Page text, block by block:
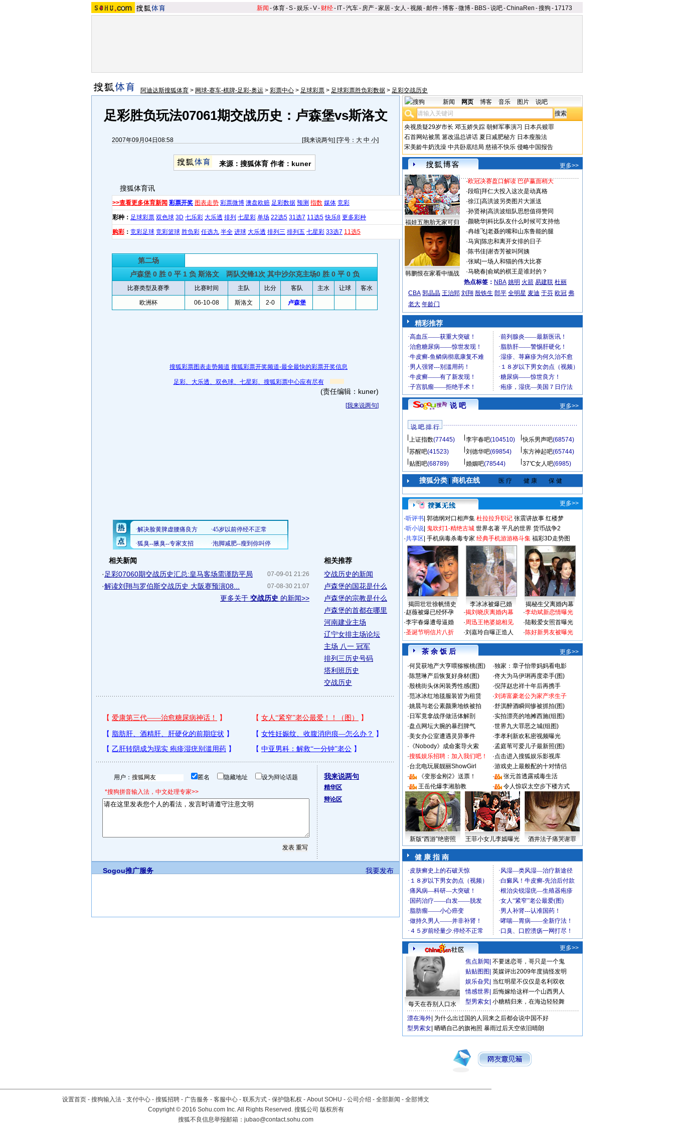
新闻 -体育-S-娱乐-V- 财经- IT-汽车- 房产-家居-女人 -视频-邮件-博客-微博- BBS-说吧-ChinaRen -搜狗 - 17173
阿迪达斯搜狐体育 > 网球-赛车-棋牌-足彩-奥运 > 彩票中心 > 足球彩票 > 足球彩票胜负彩数据 > 足彩交战历史
足彩胜负玩法07061期交战历史：卢森堡vs斯洛文
2007年09月04日08:58 [我来说两句] [字号： 大 中 小]
来源：搜狐体育 作者：kuner
搜狐体育讯
>>查看更多体育新闻 彩票开奖 图表走势 彩票微博 澳盘欧赔 足彩数据 预测 指数 媒体 竞彩
彩种： 足球彩票 双色球 3D 七乐彩 大乐透 排列 七星彩 单场 22选5 31选7 11选5 快乐8 更多彩种
购彩 ： 竞彩足球 竞彩篮球 胜负彩 任选九 半全 进球 大乐透 排列三 排列五 七星彩 33选7 11选5
第二场
卢森堡 0 胜 0 平 1 负 斯洛文 两队交锋1次 其中沙尔克主场0 胜 0 平 0 负
比赛类型及赛季 比赛时间 主队 比分 客队 主水 让球 客水
欧洲杯 06-10-08 斯洛文 2-0 卢森堡
搜狐彩票图表走势频道 搜狐彩票开奖频道-最全最快的彩票开奖信息
足彩、大乐透、双色球、七星彩、搜狐彩票中心应有尽有
(责任编辑：kuner)
[我来说两句]
相关新闻
07-09-01 21:26
· 足彩07060期交战历史汇总:皇马客场需谨防平局
07-08-30 21:07
·解读刘翔与罗伯斯交战历史 大阪赛预演08...
更多关于 交战历史 的新闻>>
相关推荐
交战历史的新闻
卢森堡的国花是什么
卢森堡的宗教是什么
卢森堡的首都在哪里
河南建业主场
辽宁女排主场论坛
主场 八一 冠军
排列三历史号码
塔利班历史
交战历史
用户： 匿名 隐藏地址 设为辩论话题
*搜狗拼音输入法，中文处理专家>>
我来说两句
精华区
辩论区
我要发布
Sogou推广服务
新闻 网页 博客 音乐 图片 说吧
央视质疑29岁市长 邓玉娇失踪 朝鲜军事演习 日本兵赎罪
石首网站被黑 篡改温总讲话 夏日减肥秘方 日本瘦脸法
宋美龄牛奶洗澡 中共卧底结局 慈禧不快乐 侵略中国报告
更多>>
福娃五胞胎无家可归
韩鹏恨在家看中缅战
·欧冠决赛盘口解读 巴萨赢面稍大
·段暄 拜仁大投入这次是动真格
·徐江| 高洪波另类图片大派送
·孙贤禄| 高洪波组队思想值得赞同
·颜晓华| 科比队友什么时候可支持他
·冉雄飞| 老聂的嘴和山东鲁能的腿
·马寅| 陈忠和离开女排的日子
·陈书佳| 谢杏芳被叫阿姨
·张斌| 一场人和猫的伟大比赛
·马晓春| 俞斌的棋王是谁封的？
热点标签： NBA 姚明 火箭 易建联 杜丽
CBA 郭晶晶 王治郅 刘翔 殷铁生 郎平 全明星 麦迪 于芬 欧冠 弗
老大 年龄门
精彩推荐
说 吧 更多>>
说 吧 排 行
上证指数(77445) 李宇春吧(104510) 快乐男声吧(68574)
苏醒吧(41523) 刘德华吧(69854) 东方神起吧(65744)
贴图吧(68789) 婚姻吧(78544) 37℃女人吧(6985)
搜狐分类| 商机在线 医 疗 健 康 保 健
更多>>
·听评书 郭德纲对口相声集 杜拉拉升职记 张震讲故事 红楼梦
·听小说 鬼吹灯1-精绝古城 世界名著 平凡的世界 货币战争2
·共享区 手机病毒杀毒专家 经典手机游游格斗集 福彩3D走势图
揭田壮壮徐帆情史 李冰冰被爆已婚
揭秘生父离婚内幕
·赵薇被爆已经怀孕
·李宇春爆遭母逼婚
·圣诞节明信片八折
·揭刘晓庆离婚内幕
·周迅王艳婆媳相见
·刘嘉玲自曝正造人
·李幼斌新恋情曝光
·陆毅爱女照首曝光
·陈好新男友被曝光
茶 余 饭 后
更多>>
·何炅获地产大亨喂猕猴桃(图) ·独家：章子怡带妈妈看电影
·陈慧琳产后恢复好身材(图) ·佟大为马伊琍再度牵手(图)
·殷桃街头休闲装秀性感(图) ·倪萍赵忠祥十年后再携手
·范冰冰红地毯服装皆为租赁 ·刘涛富豪老公为家产求生子
·姚晨与老公素颜乘地铁被拍 ·舒淇醉酒瞬间惨被抓拍(图)
· 日军竟拿战俘做活体解剖 ·实拍漂亮的地摊西施(组图)
·盘点网坛大腕的暴烈脾气 ·世界九大罪恶之城(组图)
·美女办公室遭遇灵异事件 ·李孝利新欢私密视频曝光
· 《Nobody》成命案导火索 ·孟庭苇可爱儿子最新照(图)
·搜狐娱乐招聘：加入我们吧！ ·点击进入搜狐娱乐影视库
·台北电玩展靓丽ShowGirl ·游戏史上最般配的十对情侣
·
《变形金刚2》送票！ ·
张元首透露戒毒生活
·
王岳伦爆李湘胎教 · 令人惊叹太空步下楼方式
新版“西游”绝密照 王菲小女儿李嫣曝光 酒井法子痛哭谢罪
健 康 指 南
更多>>
每天在吞别人口水
焦点新闻 不要迷恋哥，哥只是一个鬼
贴贴图图 英媒评出2009年度搞怪发明
娱乐旮旯 当红明星不仅仅是名利双收
情感世界 后悔嫁给这样一个山西男人
型男索女 小糖精归来，在海边轻轻舞
漂在海外 为什么出过国的人回来之后都会说中国不好
型男索女 晒晒自己的旗袍照 暴雨过后天空依旧晴朗
设置首页 - 搜狗输入法 - 支付中心 - 搜狐招聘 - 广告服务 - 客服中心 - 联系方式 - 保护隐私权 - About SOHU - 公司介绍 - 全部新闻 - 全部博文
Copyright©2016 Sohu.com Inc. All Rights Reserved. 搜狐公司 版权所有
搜狐不良信息举报邮箱： jubao@contact.sohu.com